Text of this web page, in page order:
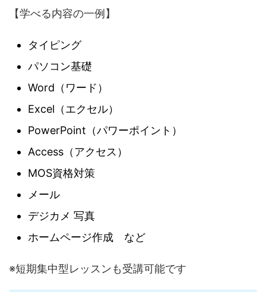
【学べる内容の一例】
タイピング
パソコン基礎
Word（ワード）
Excel（エクセル）
PowerPoint（パワーポイント）
Access（アクセス）
MOS資格対策
メール
デジカメ 写真
ホームページ作成 など
※短期集中型レッスンも受講可能です